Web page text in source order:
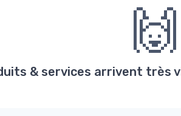
🙌
& services arrivent très